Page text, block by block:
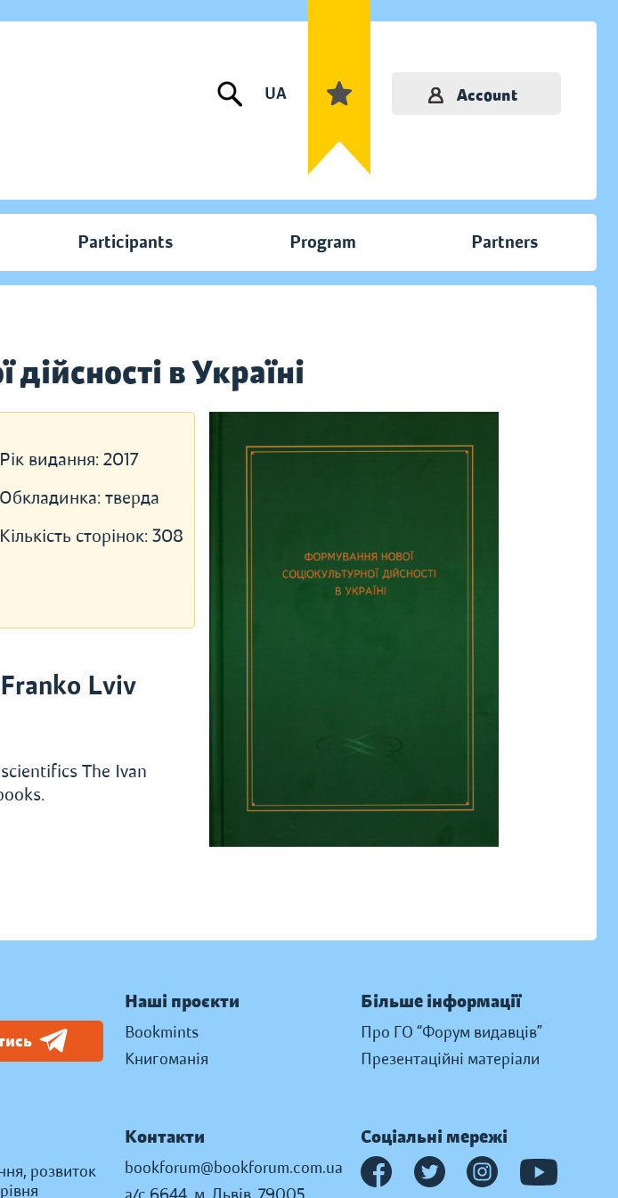
UA Account
Participants Program Partners
в Україні
Рік видання: 2017
Обкладинка: тверда
Кількість сторінок: 308
Lviv
The Ivan
розвиток
Наші проєкти
Bookmints
Книгоманія
Більше інформації
Про ГО “Форум видавців”
Презентаційні матеріали
Контакти
bookforum@bookforum.com.ua
Соціальні мережі